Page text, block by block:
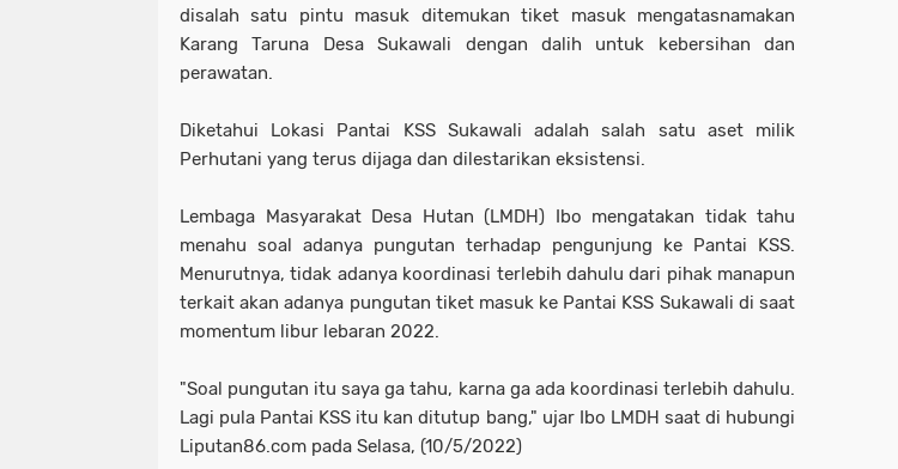
disalah satu pintu masuk ditemukan tiket masuk mengatasnamakan
Karang Taruna Desa Sukawali dengan dalih untuk kebersihan dan
perawatan.
Diketahui Lokasi Pantai KSS Sukawali adalah salah satu aset milik
Perhutani yang terus dijaga dan dilestarikan eksistensi.
Lembaga Masyarakat Desa Hutan (LMDH) Ibo mengatakan tidak tahu
menahu soal adanya pungutan terhadap pengunjung ke Pantai KSS.
Menurutnya, tidak adanya koordinasi terlebih dahulu dari pihak manapun
terkait akan adanya pungutan tiket masuk ke Pantai KSS Sukawali di saat
momentum libur lebaran 2022.
"Soal pungutan itu saya ga tahu, karna ga ada koordinasi terlebih dahulu.
Lagi pula Pantai KSS itu kan ditutup bang," ujar Ibo LMDH saat di hubungi
Liputan86.com pada Selasa, (10/5/2022)